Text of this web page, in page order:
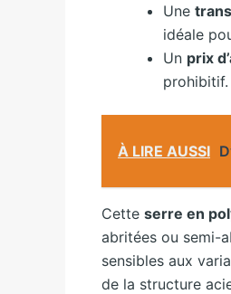
Une
idéale
Un prix
prohibitif.
À LIRE AUSSI
Cette serre en
abritées ou semi-
sensibles aux
de la structure